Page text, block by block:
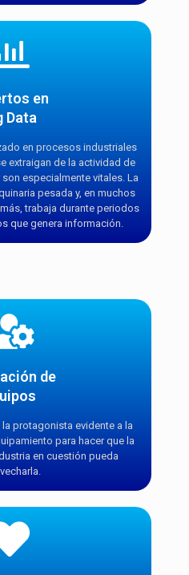
en
Data
en procesos industriales
extraigan de la actividad de
especialmente vitales. La
pesada y, en muchos
trabaja durante periodos
que genera información.
de
protagonista evidente a la
para hacer que la
en cuestión pueda